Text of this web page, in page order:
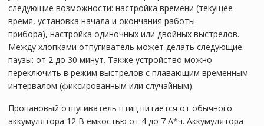
следующие возможности: настройка времени (текущее
время, установка начала и окончания работы
прибора), настройка одиночных или двойных выстрелов.
Между хлопками отпугиватель может делать следующие
паузы: от 2 до 30 минут. Также устройство можно
переключить в режим выстрелов с плавающим временным
интервалом (фиксированным или случайным).
Пропановый отпугиватель птиц питается от обычного
аккумулятора 12 В ёмкостью от 4 до 7 А*ч. Аккумулятора